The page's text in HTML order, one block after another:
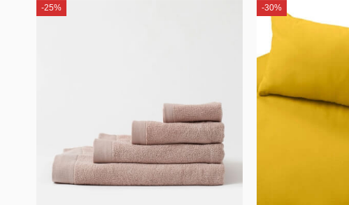
-25% -30%